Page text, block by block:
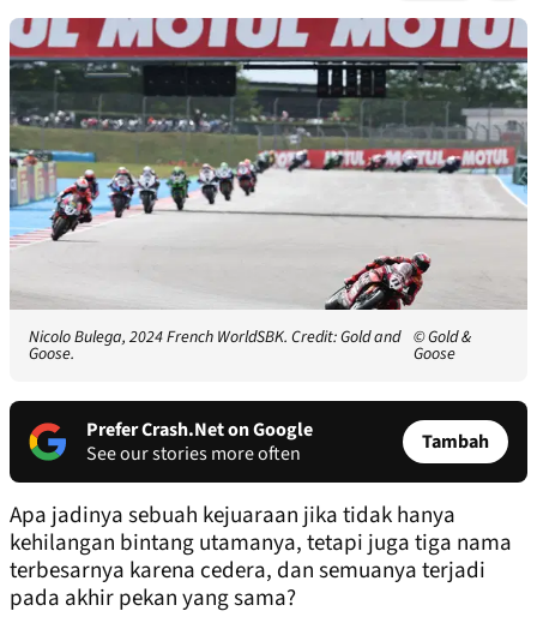
Nicolo Bulega, 2024 French WorldSBK. Credit: Gold and
Goose.
© Gold &
Goose
Prefer Crash.Net on Google
See our stories more often
Tambah
Apa jadinya sebuah kejuaraan jika tidak hanya
kehilangan bintang utamanya, tetapi juga tiga nama
terbesarnya karena cedera, dan semuanya terjadi
pada akhir pekan yang sama?